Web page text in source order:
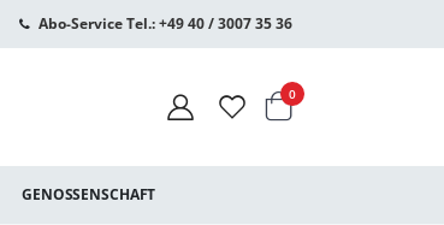
Abo-Service Tel.: +49 40 / 3007 35 36
Warenkorb
0Artikel
GENOSSENSCHAFT